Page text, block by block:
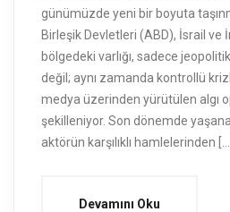
günümüzde yeni bir boyuta
Birleşik Devletleri (ABD), İsrail ve
bölgedeki varlığı, sadece
değil; aynı zamanda kontrollü
medya üzerinden yürütülen algı
şekilleniyor. Son dönemde
aktörün karşılıklı hamlelerinden […]
Devamını Oku